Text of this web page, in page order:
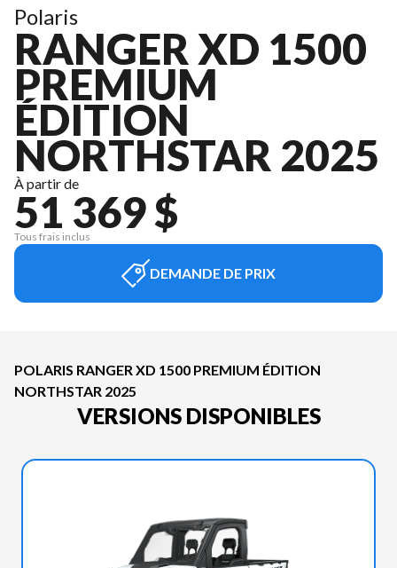
Polaris
RANGER XD 1500
PREMIUM
ÉDITION
NORTHSTAR 2025
À partir de
51 369 $
Tous frais inclus
DEMANDE DE PRIX
POLARIS RANGER XD 1500 PREMIUM ÉDITION
NORTHSTAR 2025
VERSIONS DISPONIBLES